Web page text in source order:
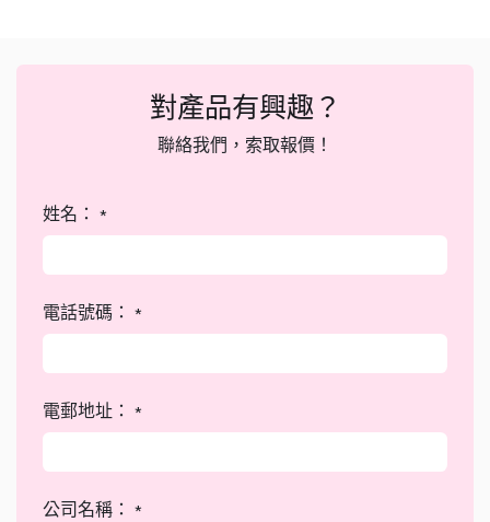
對產品有興趣？
聯絡我們，索取報價！
姓名： *
電話號碼： *
電郵地址： *
公司名稱： *